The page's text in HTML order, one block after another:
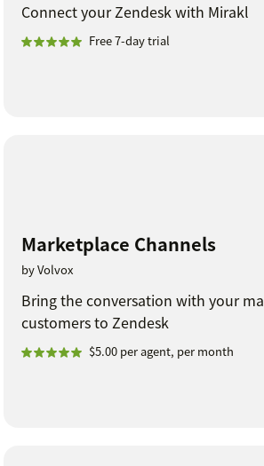
Connect your Zendesk with Mirakl
Free 7-day trial
Marketplace Channels
by Volvox
Bring the conversation with your
customers to Zendesk
$5.00 per agent, per month